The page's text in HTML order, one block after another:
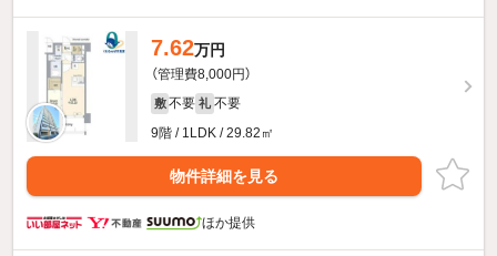
7.62万円
（管理費8,000円）
敷 不要 礼 不要
9階 / 1LDK / 29.82㎡
物件詳細を見る
ほか提供